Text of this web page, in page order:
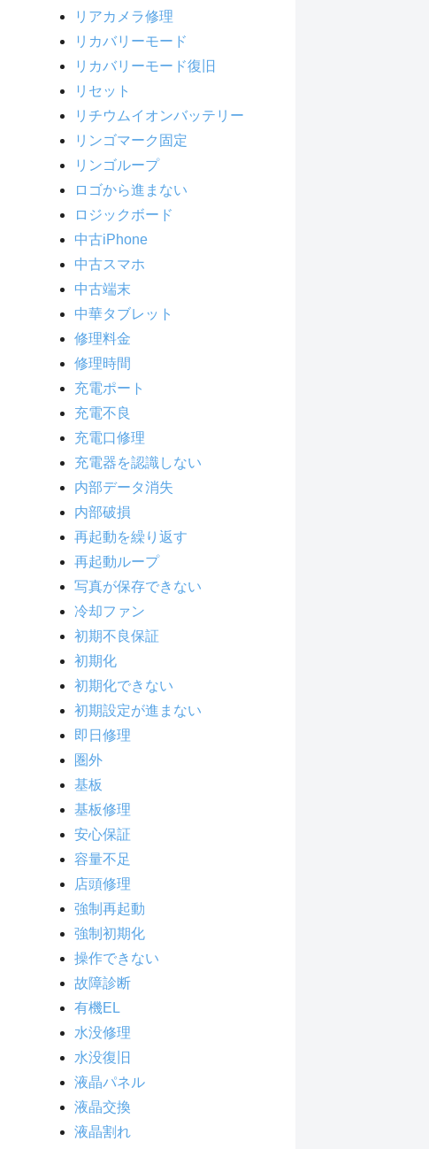
リアカメラ修理
リカバリーモード
リカバリーモード復旧
リセット
リチウムイオンバッテリー
リンゴマーク固定
リンゴループ
ロゴから進まない
ロジックボード
中古iPhone
中古スマホ
中古端末
中華タブレット
修理料金
修理時間
充電ポート
充電不良
充電口修理
充電器を認識しない
内部データ消失
内部破損
再起動を繰り返す
再起動ループ
写真が保存できない
冷却ファン
初期不良保証
初期化
初期化できない
初期設定が進まない
即日修理
圏外
基板
基板修理
安心保証
容量不足
店頭修理
強制再起動
強制初期化
操作できない
故障診断
有機EL
水没修理
水没復旧
液晶パネル
液晶交換
液晶割れ